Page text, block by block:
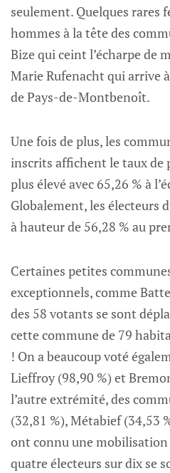
seulement. Quelques rares
hommes à la tête des
Bize qui ceint l’écharpe de
Marie Rufenacht qui arrive
de Pays-de-Montbenoît.
Une fois de plus, les
inscrits affichent le taux
plus élevé avec 65,26 % à
Globalement, les électeurs
à hauteur de 56,28 % au
Certaines petites
exceptionnels, comme
des 58 votants se sont
cette commune de 79
! On a beaucoup voté
Lieffroy (98,90 %) et
l’autre extrémité, des
(32,81 %), Métabief (34,53
ont connu une
quatre électeurs sur dix se